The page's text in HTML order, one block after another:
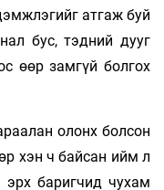
атгаж буй
бус, тэдний дууг
өөр замгүй болгох
олонх болсон
хэн ч байсан ийм л
баригчид чухам